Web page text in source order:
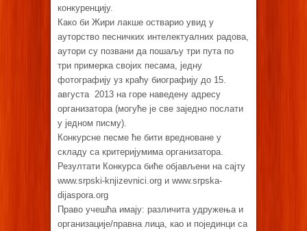
конкуренцију.
Како би Жири лакше остварио увид у
ауторство песничких интелектуалних радова,
аутори су позвани да пошаљу три пута по
три примерка својих песама, једну
фотографију уз краћу биографију до 15.
августа 2013 на горе наведену адресу
организатора (могуће је све заједно послати
у једном писму).
Конкурсне песме ће бити вредноване у
складу са критеријумима организатора.
Резултати Конкурса биће објављени на сајту
www.srpski-knjizevnici.org и www.srpska-
Право учешћа имају: различита удружења и
организације/правна лица, као и појединци са